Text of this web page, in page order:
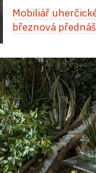
Mobiliář
březnová